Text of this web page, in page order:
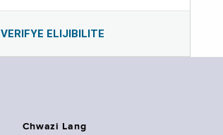
VERIFYE ELIJIBILITE
Chwazi Lang